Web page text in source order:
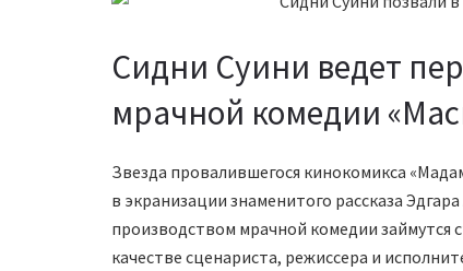
Сидни Суини ведет
мрачной комедии
Звезда провалившегося кинокомикса
в экранизации знаменитого рассказа
производством мрачной комедии займутся
качестве сценариста, режиссера и